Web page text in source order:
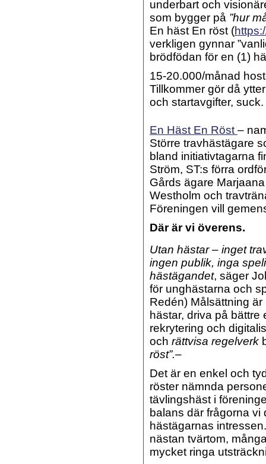
underbart och
som bygger på ”hur
En häst En röst (
verkligen gynnar
brödfödan för en (1)
15-20.000/månad
Tillkommer gör då
och startavgifter, suck.
En Häst En Röst –
Större travhästägare
bland initiativtagarna
Ström, ST:s förra
Gårds ägare
Westholm och
Föreningen vill
Där är vi överens.
Utan hästar – inget
ingen publik, inga
hästägandet, säger
för unghästarna och
Redén) Målsättning
hästar, driva på
rekrytering och
och rättvisa regelverk
röst”.–
Det är en enkel och
röster nämnda
tävlingshäst i
balans där frågorna
hästägarnas
nästan tvärtom,
mycket ringa